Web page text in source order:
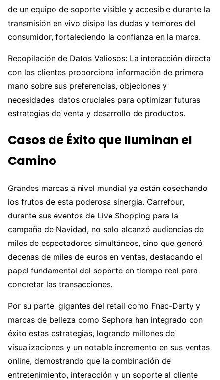
de un equipo de soporte visible y accesible durante la
transmisión en vivo disipa las dudas y temores del
consumidor, fortaleciendo la confianza en la marca.
Recopilación de Datos Valiosos: La interacción directa
con los clientes proporciona información de primera
mano sobre sus preferencias, objeciones y
necesidades, datos cruciales para optimizar futuras
estrategias de venta y desarrollo de productos.
Casos de Éxito que Iluminan el
Camino
Grandes marcas a nivel mundial ya están cosechando
los frutos de esta poderosa sinergia. Carrefour,
durante sus eventos de Live Shopping para la
campaña de Navidad, no solo alcanzó audiencias de
miles de espectadores simultáneos, sino que generó
decenas de miles de euros en ventas, destacando el
papel fundamental del soporte en tiempo real para
concretar las transacciones.
Por su parte, gigantes del retail como Fnac-Darty y
marcas de belleza como Sephora han integrado con
éxito estas estrategias, logrando millones de
visualizaciones y un notable incremento en sus ventas
online, demostrando que la combinación de
entretenimiento, interacción y un soporte al cliente